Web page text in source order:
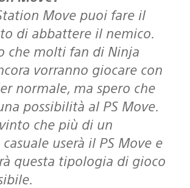
Move puoi fare il
di abbattere il nemico.
che molti fan di Ninja
vorranno giocare con
normale, ma spero che
possibilità al PS Move.
che più di un
userà il PS Move e
questa tipologia di gioco